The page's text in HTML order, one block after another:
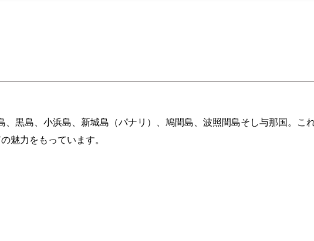
黒島、小浜島、新城島（パナリ）、鳩間島、波照間島そし与那国。こ
魅力をもっています。